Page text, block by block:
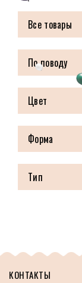
Все товары
По поводу
Цвет
Форма
Тип
КОНТАКТЫ